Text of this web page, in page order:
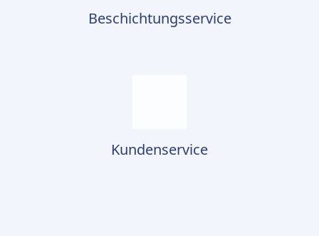
Beschichtungsservice
Kundenservice